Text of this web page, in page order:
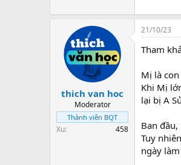
thich van hoc
Moderator
Thành viên BQT
Xu 458
21/10/23
Tham
Mị là
Khi Mị
lại bị A
Ban
Tuy
ngày